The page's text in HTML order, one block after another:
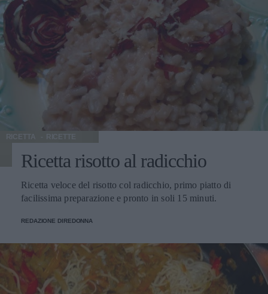
RICETTA
Ricetta risotto al radicchio
Ricetta veloce del risotto col radicchio, primo piatto di
facilissima preparazione e pronto in soli 15 minuti.
REDAZIONE DIREDONNA